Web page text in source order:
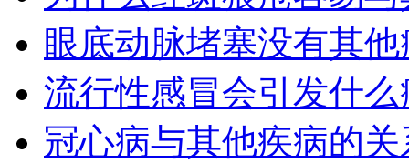
眼底动脉堵塞没有其
流行性感冒会引发什么
冠心病与其他疾病的关